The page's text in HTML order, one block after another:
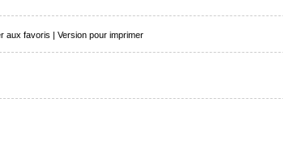
aux favoris | Version pour imprimer